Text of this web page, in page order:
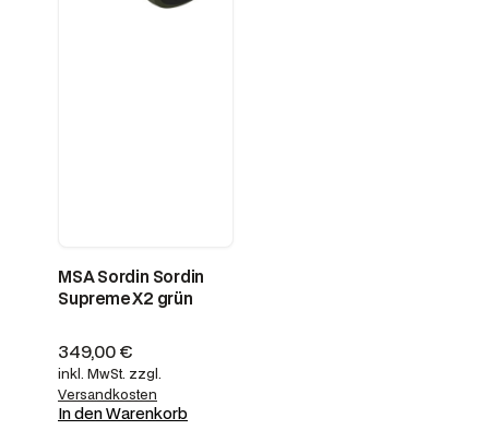
MSA Sordin Sordin
Supreme X2 grün
349,00€
inkl. MwSt. zzgl.
Versandkosten
In den Warenkorb